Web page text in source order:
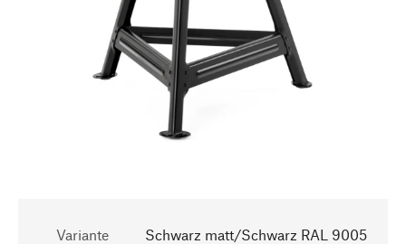
Variante Schwarz matt/Schwarz RAL 9005